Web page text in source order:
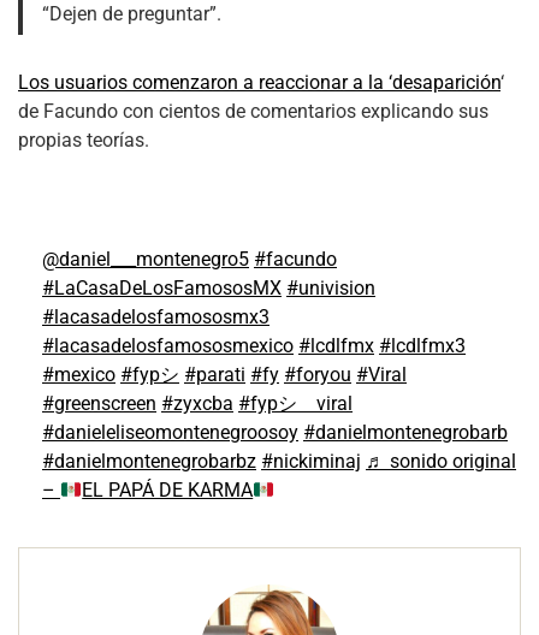
“Dejen de preguntar”.
Los usuarios comenzaron a reaccionar a la ‘desaparición‘
de Facundo con cientos de comentarios explicando sus
propias teorías.
@daniel___montenegro5 #facundo
#LaCasaDeLosFamososMX #univision
#lacasadelosfamososmx3
#lacasadelosfamososmexico #lcdlfmx #lcdlfmx3
#mexico #fypシ #parati #fy #foryou #Viral
#greenscreen #zyxcba #fypシ゚viral
#danieleliseomontenegroosoy #danielmontenegrobarb
#danielmontenegrobarbz #nickiminaj ♬ sonido original
–
EL PAPÁ DE KARMA